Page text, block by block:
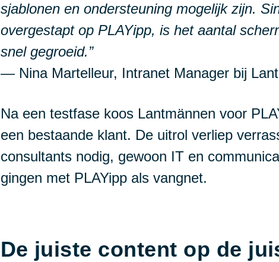
sjablonen en ondersteuning mogelijk zijn.
overgestapt op PLAYipp, is het aantal
snel gegroeid.”
— Nina Martelleur, Intranet Manager bij
Na een testfase koos Lantmännen voor
een bestaande klant. De uitrol verliep
consultants nodig, gewoon IT en
gingen met PLAYipp als vangnet.
De juiste content op de